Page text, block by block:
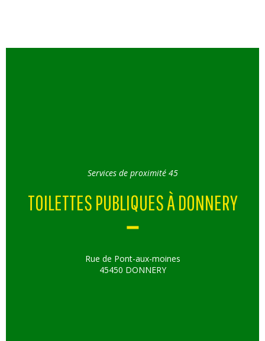
Services de proximité 45
TOILETTES PUBLIQUES À DONNERY
Rue de Pont-aux-moines
45450 DONNERY